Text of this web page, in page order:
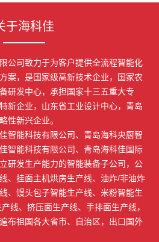
于海科佳
公司致力于为客户提供全流程智能化
案，是国家级高新技术企业，国家农
研发中心，承担国家十三五重大专
新企业，山东省工业设计中心，青岛
性新兴企业。
智能科技有限公司、青岛海科央厨智
智能科技有限公司、青岛海科佳国际
研发生产能力的智能装备子公司，公
、挂面主机烘房生产线、油炸/非油炸
、馒头包子智能生产线、米粉智能生
线、挤压面生产线、手排面生产线，
布祖国各大省市、自治区，出口国外